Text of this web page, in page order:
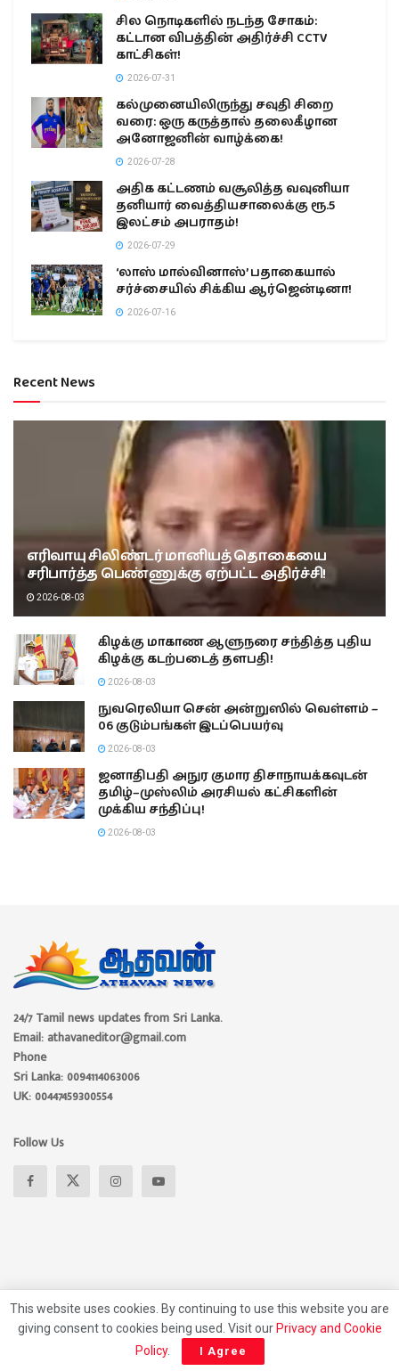
சில நொடிகளில் நடந்த சோகம்:
கட்டான விபத்தின் அதிர்ச்சி CCTV
காட்சிகள்!
2026-07-31
கல்முனையிலிருந்து சவுதி சிறை
வரை: ஒரு கருத்தால் தலைகீழான
அனோஜனின் வாழ்க்கை!
2026-07-28
அதிக கட்டணம் வசூலித்த வவுனியா
தனியார் வைத்தியசாலைக்கு ரூ.5
இலட்சம் அபராதம்!
2026-07-29
‘லாஸ் மால்வினாஸ்’ பதாகையால்
சர்ச்சையில் சிக்கிய ஆர்ஜென்டினா!
2026-07-16
Recent News
எரிவாயு சிலிண்டர் மானியத் தொகையை
சரிபார்த்த பெண்ணுக்கு ஏற்பட்ட அதிர்ச்சி!
2026-08-03
கிழக்கு மாகாண ஆளுநரை சந்தித்த புதிய
கிழக்கு கடற்படைத் தளபதி!
2026-08-03
நுவரெலியா சென் அன்றுஸில் வெள்ளம் –
06 குடும்பங்கள் இடப்பெயர்வு
2026-08-03
ஜனாதிபதி அநுர குமார திசாநாயக்கவுடன்
தமிழ்–முஸ்லிம் அரசியல் கட்சிகளின்
முக்கிய சந்திப்பு!
2026-08-03
24/7 Tamil news updates from Sri Lanka.
Email: athavaneditor@gmail.com
Phone
Sri Lanka: 0094114063006
UK: 00447459300554
Follow Us
About Privacy Policy Contact Us
This website uses cookies. By continuing to use this website you are
giving consent to cookies being used. Visit our Privacy and Cookie
Policy. I Agree